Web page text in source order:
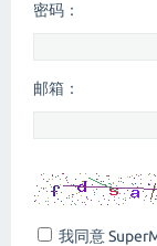
密码：
邮箱：
我同意